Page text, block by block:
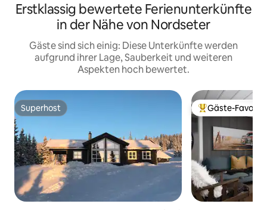
Erstklassig bewertete Ferienunterkünfte
in der Nähe von Nordseter
Gäste sind sich einig: Diese Unterkünfte werden
aufgrund ihrer Lage, Sauberkeit und weiteren
Aspekten hoch bewertet.
Superhost
Superhost Beliebter Gäste-
Gäste-Favorit